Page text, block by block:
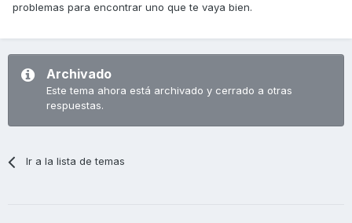
problemas para encontrar uno que te vaya bien.
Archivado
Este tema ahora está archivado y cerrado a otras
respuestas.
Ir a la lista de temas